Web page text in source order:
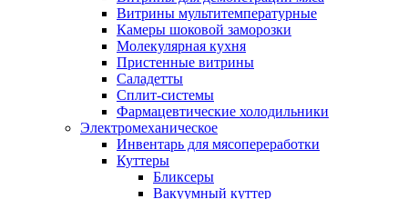
Витрины мультитемпературные
Камеры шоковой заморозки
Молекулярная кухня
Пристенные витрины
Саладетты
Сплит-системы
Фармацевтические холодильники
Электромеханическое
Инвентарь для мясопереработки
Куттеры
Бликсеры
Вакуумный куттер